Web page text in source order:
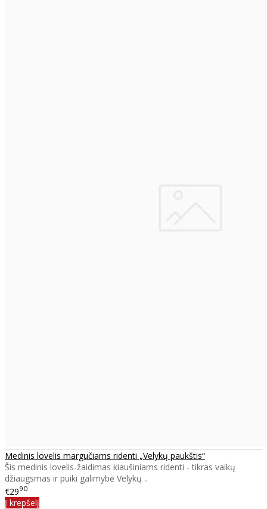
Medinis lovelis margučiams ridenti „Velykų paukštis“
Šis medinis lovelis-žaidimas kiaušiniams ridenti - tikras vaikų
džiaugsmas ir puiki galimybė Velykų ..
€2990
Į krepšelį